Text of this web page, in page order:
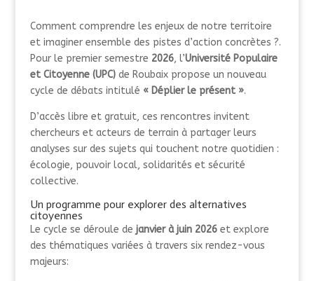
Comment comprendre les enjeux de notre territoire
et imaginer ensemble des pistes d’action concrètes ?.
Pour le premier semestre 2026, l’Université Populaire
et Citoyenne (UPC)de Roubaix propose un nouveau
cycle de débats intitulé « Déplier le présent ».
D’accès libre et gratuit, ces rencontres invitent
chercheurs et acteurs de terrain à partager leurs
analyses sur des sujets qui touchent notre quotidien :
écologie, pouvoir local, solidarités et sécurité
collective.
Un programme pour explorer des alternatives
citoyennes
Le cycle se déroule de janvier à juin 2026et explore
des thématiques variées à travers six rendez-vous
majeurs: